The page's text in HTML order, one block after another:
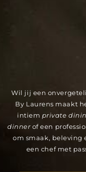
Wil jij een
By Laurens maakt
intiem private
dinnerof een
om smaak, beleving
een chef met